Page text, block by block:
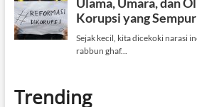
Trending